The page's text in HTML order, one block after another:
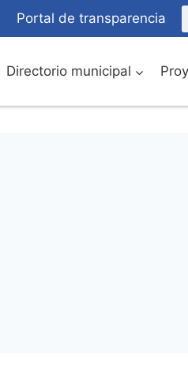
Portal de transparencia
Directorio municipal